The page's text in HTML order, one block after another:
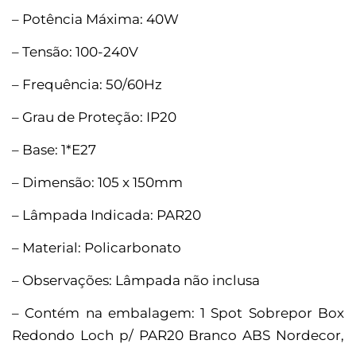
– Potência Máxima: 40W
– Tensão: 100-240V
– Frequência: 50/60Hz
– Grau de Proteção: IP20
– Base: 1*E27
– Dimensão: 105 x 150mm
– Lâmpada Indicada: PAR20
– Material: Policarbonato
– Observações: Lâmpada não inclusa
– Contém na embalagem: 1 Spot Sobrepor Box
Redondo Loch p/ PAR20 Branco ABS Nordecor,